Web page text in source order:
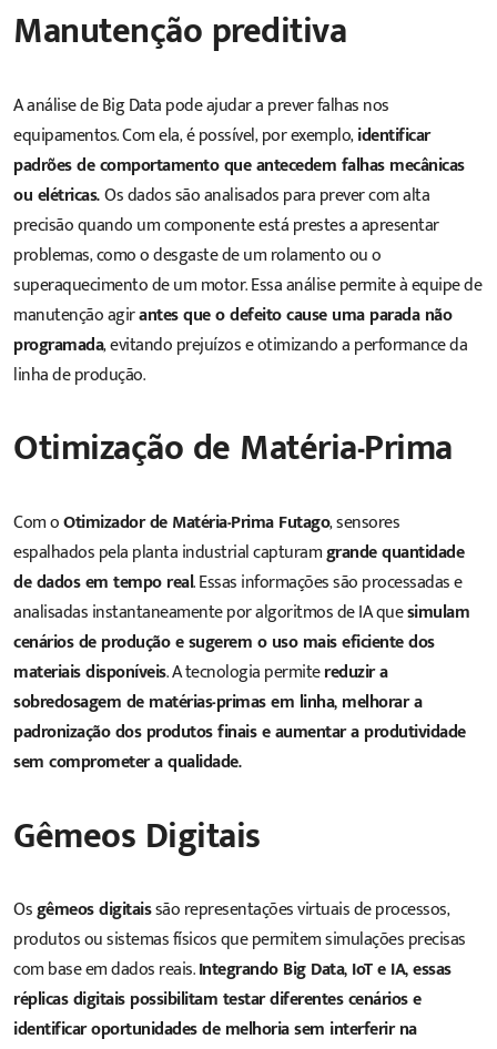
Manutenção preditiva
A análise de Big Data pode ajudar a prever falhas nos
equipamentos. Com ela, é possível, por exemplo,identificar
padrões de comportamento que antecedem falhas mecânicas
ou elétricas.Os dados são analisados para prever com alta
precisão quando um componente está prestes a apresentar
problemas, como o desgaste de um rolamento ou o
superaquecimento de um motor. Essa análise permite à equipe de
manutenção agirantes que o defeito cause uma parada não
programada, evitando prejuízos e otimizando a performance da
linha de produção.
Otimização de Matéria-Prima
Com oOtimizador de Matéria-Prima Futago, sensores
espalhados pela planta industrial capturamgrande quantidade
de dados em tempo real. Essas informações são processadas e
analisadas instantaneamente por algoritmos de IA quesimulam
cenários de produção e sugerem o uso mais eficiente dos
materiais disponíveis. A tecnologia permitereduzir a
sobredosagem de matérias-primas em linha, melhorar a
padronização dos produtos finais e aumentar a produtividade
sem comprometer a qualidade.
Gêmeos Digitais
Osgêmeos digitaissão representações virtuais de processos,
produtos ou sistemas físicos que permitem simulações precisas
com base em dados reais.Integrando Big Data, IoT e IA, essas
réplicas digitais possibilitam testar diferentes cenários e
identificar oportunidades de melhoria sem interferir na